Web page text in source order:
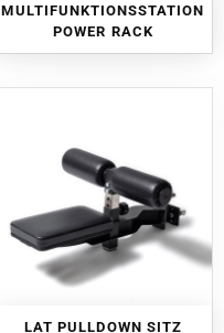
MULTIFUNKTIONSSTATION
POWER RACK
LAT PULLDOWN SITZ